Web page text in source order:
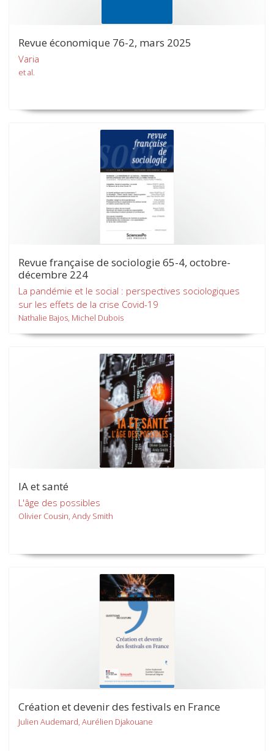
Revue économique 76-2, mars 2025
Varia
et al.
Revue française de sociologie 65-4, octobre-
décembre 224
La pandémie et le social : perspectives sociologiques
sur les effets de la crise Covid-19
Nathalie Bajos, Michel Dubois
IA et santé
L'âge des possibles
Olivier Cousin, Andy Smith
Création et devenir des festivals en France
Julien Audemard, Aurélien Djakouane